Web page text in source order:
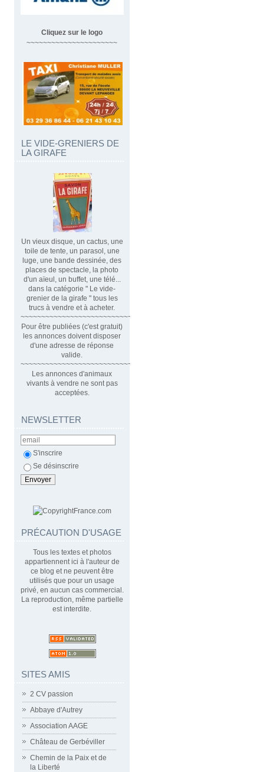
Cliquez sur le logo
~~~~~~~~~~~~~~~~~~~~~~
LE VIDE-GRENIERS DE
LA GIRAFE
Un vieux disque, un cactus, une
toile de tente, un parasol, une
luge, une bande dessinée, des
places de spectacle, la photo
d'un aïeul, un buffet, une télé...
dans la catégorie " Le vide-
grenier de la girafe " tous les
trucs à vendre et à acheter.
~~~~~~~~~~~~~~~~~~~~~~~~~~~~~~
Pour être publiées (c'est gratuit)
les annonces doivent disposer
d'une adresse de réponse
valide.
~~~~~~~~~~~~~~~~~~~~~~~~~~~~~~~~
Les annonces d'animaux
vivants à vendre ne sont pas
acceptées.
NEWSLETTER
S'inscrire
Se désinscrire
PRÉCAUTION D'USAGE
Tous les textes et photos
appartiennent ici à l'auteur de
ce blog et ne peuvent être
utilisés que pour un usage
privé, en aucun cas commercial.
La reproduction, même partielle
est interdite.
SITES AMIS
2 CV passion
Abbaye d'Autrey
Association AAGE
Château de Gerbéviller
Chemin de la Paix et de
la Liberté